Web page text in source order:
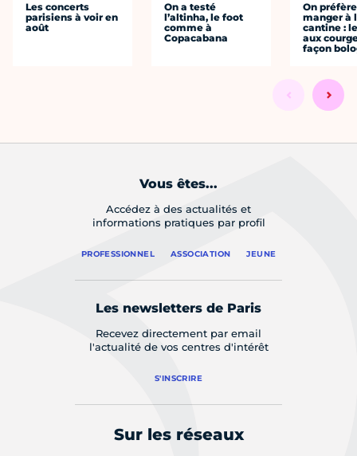
Les concerts
parisiens à voir en
août
On a testé
l’altinha, le foot
comme à
Copacabana
On préfère
manger à
cantine :
aux
façon
Vous êtes...
Accédez à des actualités et
informations pratiques par profil
PROFESSIONNEL ASSOCIATION JEUNE
Les newsletters de Paris
Recevez directement par email
l'actualité de vos centres d'intérêt
S'INSCRIRE
Sur les réseaux